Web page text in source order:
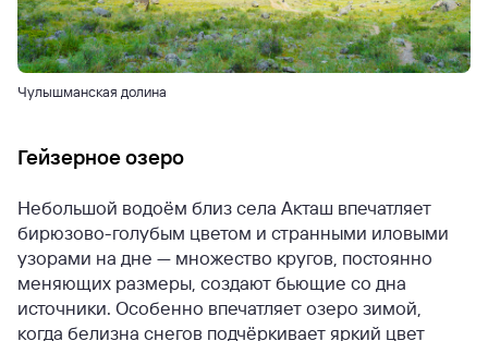
Чулышманская долина
Гейзерное озеро
Небольшой водоём близ села Акташ впечатляет
бирюзово-голубым цветом и странными иловыми
узорами на дне — множество кругов, постоянно
меняющих размеры, создают бьющие со дна
источники. Особенно впечатляет озеро зимой,
когда белизна снегов подчёркивает яркий цвет